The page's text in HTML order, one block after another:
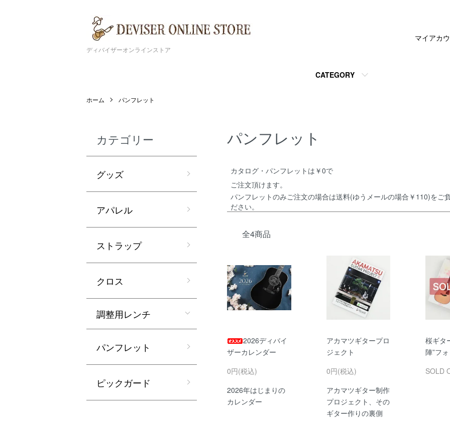
ディバイザーオンラインストア
CATEGORY
マイアカ
ホーム パンフレット
パンフレット
カタログ・パンフレットは￥0で
ご注文頂けます。
パンフレットのみご注文の場合は送料(ゆうメールの場合￥110)をご
ださい。
全4商品
2026ディバイ
ザーカレンダー
0円(税込)
2026年はじまりの
カレンダー
アカマツギタープロ
ジェクト
0円(税込)
アカマツギター制作
プロジェクト、その
ギター作りの裏側
桜ギタ
陣”フ
SOLD
カテゴリー
グッズ
アパレル
ストラップ
クロス
調整用レンチ
パンフレット
ピックガード